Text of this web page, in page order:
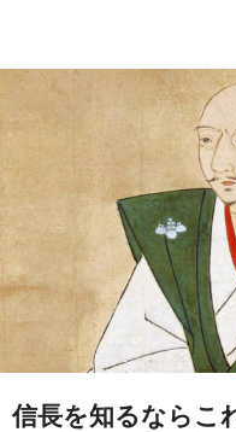
信長を知るならこ